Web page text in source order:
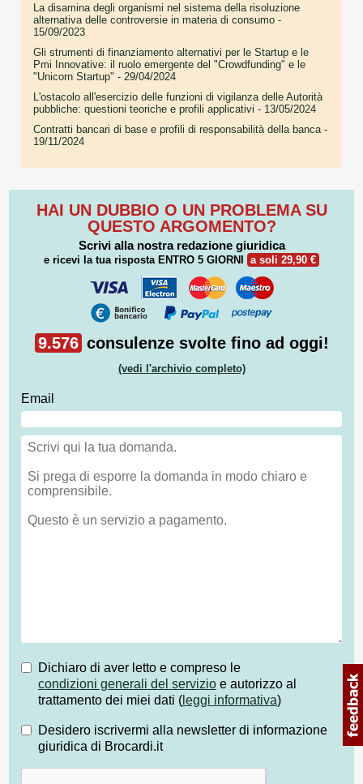
La disamina degli organismi nel sistema della risoluzione
alternativa delle controversie in materia di consumo -
15/09/2023
Gli strumenti di finanziamento alternativi per le Startup e le
Pmi Innovative: il ruolo emergente del "Crowdfunding" e le
"Unicorn Startup" - 29/04/2024
L'ostacolo all'esercizio delle funzioni di vigilanza delle Autorità
pubbliche: questioni teoriche e profili applicativi - 13/05/2024
Contratti bancari di base e profili di responsabilità della banca -
19/11/2024
HAI UN DUBBIO O UN PROBLEMA SU
QUESTO ARGOMENTO?
Scrivi alla nostra redazione giuridica
e ricevi la tua risposta ENTRO 5 GIORNI a soli 29,90 €
9.576 consulenze svolte fino ad oggi!
(vedi l'archivio completo)
Email
Dichiaro di aver letto e compreso le
condizioni generali del servizio e autorizzo al
trattamento dei miei dati ( leggi informativa)
Desidero iscrivermi alla newsletter di informazione
giuridica di Brocardi.it